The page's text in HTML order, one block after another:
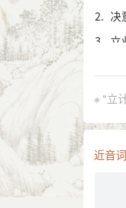
⒉ 决
⒊ 立
引证
⒈ 设
引
⒉ 决
※ "立
近音